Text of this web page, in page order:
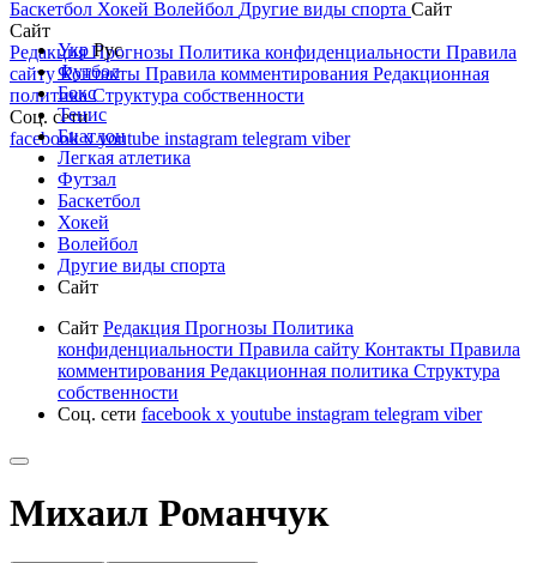
Баскетбол Хокей Волейбол Другие виды спорта Сайт
Сайт
РедакцияПрогнозы Политика конфиденциальности Правила
сайтуКонтакты Правила комментирования Редакционная
политикаСтруктура собственности
Соц. сети
facebookxyoutube instagram telegram viber
УкрРус
Футбол
Бокс
Тенис
Биатлон
Легкая атлетика
Футзал
Баскетбол
Хокей
Волейбол
Другие виды спорта
Сайт
Сайт Редакция Прогнозы Политика
конфиденциальности Правила сайту Контакты Правила
комментирования Редакционная политика Структура
собственности
Соц. сети facebook x youtube instagram telegram viber
Михаил Романчук